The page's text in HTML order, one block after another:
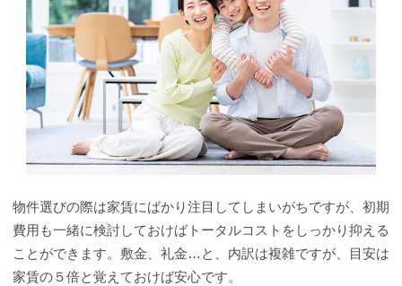
物件選びの際は家賃にばかり注目してしまいがちですが、初期
費用も一緒に検討しておけばトータルコストをしっかり抑える
ことができます。敷金、礼金…と、内訳は複雑ですが、目安は
家賃の５倍と覚えておけば安心です。